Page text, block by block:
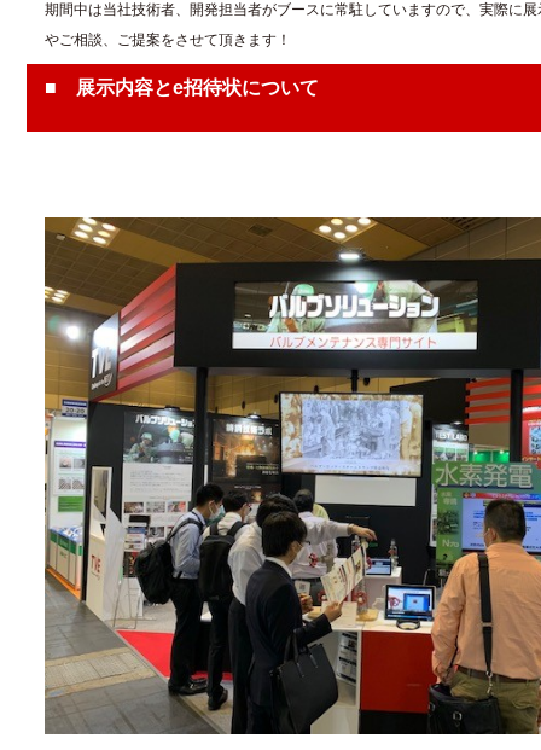
期間中は当社技術者、開発担当者がブースに常駐していますので、実際に
やご相談、ご提案をさせて頂きます！
■ 展示内容とe招待状について